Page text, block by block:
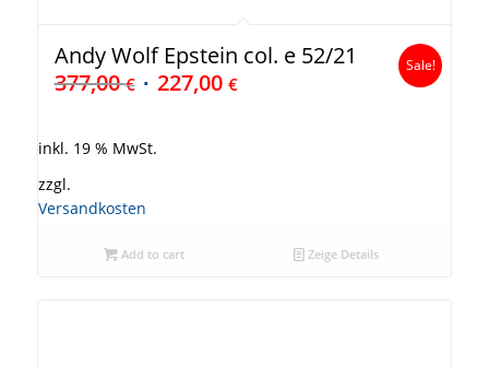
Andy Wolf Epstein col. e 52/21
377,00€ 227,00 €
Sale!
inkl. 19 % MwSt.
zzgl.
Versandkosten
Add to cart Zeige Details